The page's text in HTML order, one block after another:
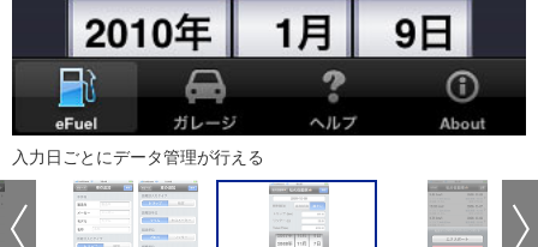
入力日ごとにデータ管理が行える